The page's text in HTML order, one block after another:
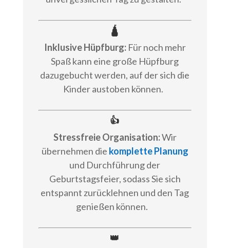
🛕
Inklusive Hüpfburg:Für noch mehr
Spaß kann eine große Hüpfburg
dazugebucht werden, auf der sich die
Kinder austoben können.
👍
Stressfreie Organisation:Wir
übernehmen die komplette Planung
und Durchführung der
Geburtstagsfeier, sodass Sie sich
entspannt zurücklehnen und den Tag
genießen können.
👑